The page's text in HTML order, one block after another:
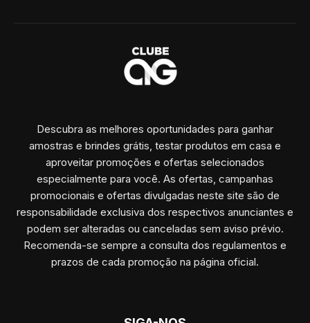
Descubra as melhores oportunidades para ganhar
amostras e brindes grátis, testar produtos em casa e
aproveitar promoções e ofertas selecionados
especialmente para você. As ofertas, campanhas
promocionais e ofertas divulgadas neste site são de
responsabilidade exclusiva dos respectivos anunciantes e
podem ser alteradas ou canceladas sem aviso prévio.
Recomenda-se sempre a consulta dos regulamentos e
prazos de cada promoção na página oficial.